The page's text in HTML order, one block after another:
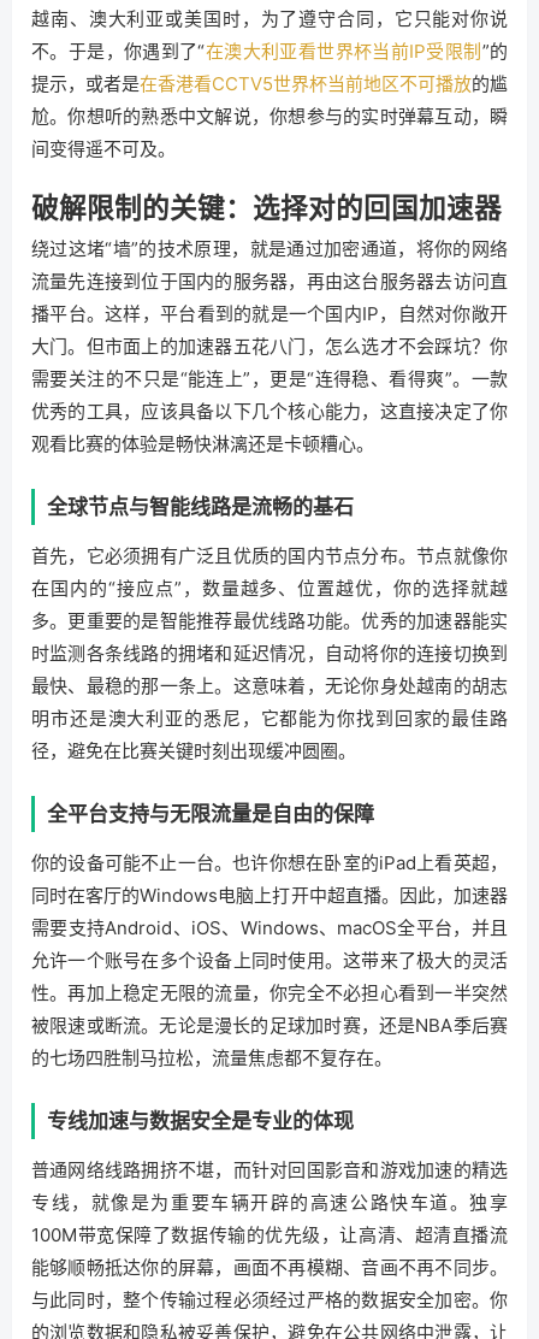
越南、澳大利亚或美国时，为了遵守合同，它只能对你说
不。于是，你遇到了“在澳大利亚看世界杯当前IP受限制”的
提示，或者是在香港看CCTV5世界杯当前地区不可播放的尴
尬。你想听的熟悉中文解说，你想参与的实时弹幕互动，瞬
间变得遥不可及。
破解限制的关键：选择对的回国加速器
绕过这堵“墙”的技术原理，就是通过加密通道，将你的网络
流量先连接到位于国内的服务器，再由这台服务器去访问直
播平台。这样，平台看到的就是一个国内IP，自然对你敞开
大门。但市面上的加速器五花八门，怎么选才不会踩坑？你
需要关注的不只是“能连上”，更是“连得稳、看得爽”。一款
优秀的工具，应该具备以下几个核心能力，这直接决定了你
观看比赛的体验是畅快淋漓还是卡顿糟心。
全球节点与智能线路是流畅的基石
首先，它必须拥有广泛且优质的国内节点分布。节点就像你
在国内的“接应点”，数量越多、位置越优，你的选择就越
多。更重要的是智能推荐最优线路功能。优秀的加速器能实
时监测各条线路的拥堵和延迟情况，自动将你的连接切换到
最快、最稳的那一条上。这意味着，无论你身处越南的胡志
明市还是澳大利亚的悉尼，它都能为你找到回家的最佳路
径，避免在比赛关键时刻出现缓冲圆圈。
全平台支持与无限流量是自由的保障
你的设备可能不止一台。也许你想在卧室的iPad上看英超，
同时在客厅的Windows电脑上打开中超直播。因此，加速器
需要支持Android、iOS、Windows、macOS全平台，并且
允许一个账号在多个设备上同时使用。这带来了极大的灵活
性。再加上稳定无限的流量，你完全不必担心看到一半突然
被限速或断流。无论是漫长的足球加时赛，还是NBA季后赛
的七场四胜制马拉松，流量焦虑都不复存在。
专线加速与数据安全是专业的体现
普通网络线路拥挤不堪，而针对回国影音和游戏加速的精选
专线，就像是为重要车辆开辟的高速公路快车道。独享
100M带宽保障了数据传输的优先级，让高清、超清直播流
能够顺畅抵达你的屏幕，画面不再模糊、音画不再不同步。
与此同时，整个传输过程必须经过严格的数据安全加密。你
的浏览数据和隐私被妥善保护，避免在公共网络中泄露，让